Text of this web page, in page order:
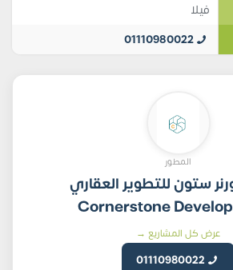
فيلا
01110980022
المطور
ستون للتطوير العقاري
Cornerstone
عرض كل المشاريع →
01110980022